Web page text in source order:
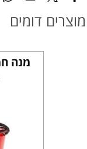
מוצרים דומים